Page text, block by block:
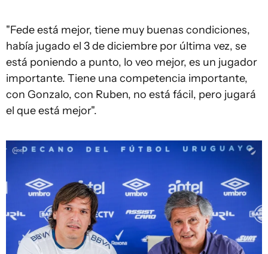
"Fede está mejor, tiene muy buenas condiciones,
había jugado el 3 de diciembre por última vez, se
está poniendo a punto, lo veo mejor, es un jugador
importante. Tiene una competencia importante,
con Gonzalo, con Ruben, no está fácil, pero jugará
el que está mejor".